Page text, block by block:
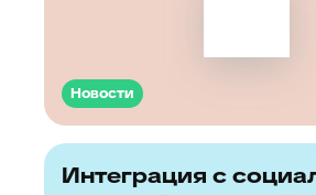
Новости
Интеграция с